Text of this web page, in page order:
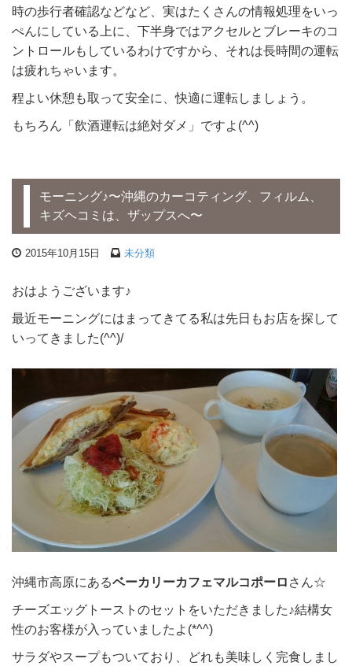
時の歩行者確認などなど、実はたくさんの情報処理をいっ
ぺんにしている上に、下半身ではアクセルとブレーキのコ
ントロールもしているわけですから、それは長時間の運転
は疲れちゃいます。
程よい休憩も取って安全に、快適に運転しましょう。
もちろん「飲酒運転は絶対ダメ」ですよ(^^)
モーニング♪〜沖縄のカーコティング、フィルム、
キズヘコミは、ザップスへ〜
2015年10月15日 未分類
おはようございます♪
最近モーニングにはまってきてる私は先日もお店を探して
いってきました(^^)/
沖縄市高原にあるベーカリーカフェマルコポーロ さん☆
チーズエッグトーストのセットをいただきました♪結構女
性のお客様が入っていましたよ(*^^)
サラダやスープもついており、どれも美味しく完食しまし